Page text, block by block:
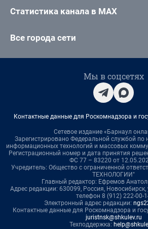
Статистика канала в MAX
Все города сети
Мы в соцсетях
Контактные данные для Роскомнадзора и
Сетевое издание «Барнаул
Зарегистрировано Федеральной службой по
информационных технологий и массовых
Регистрационный номер и дата принятия
ФС 77 – 83220 от
Учредитель: Общество с ограниченной
ТЕХНОЛОГИИ"
Главный редактор: Ефремов
Адрес редакции: 630099, Россия, Новосибирск,
телефон 8 (912) 222-00-
Электронный адрес редакции:
Контактные данные для Роскомнадзора и
juristnsk@shkulev.ru
Техподдержка: